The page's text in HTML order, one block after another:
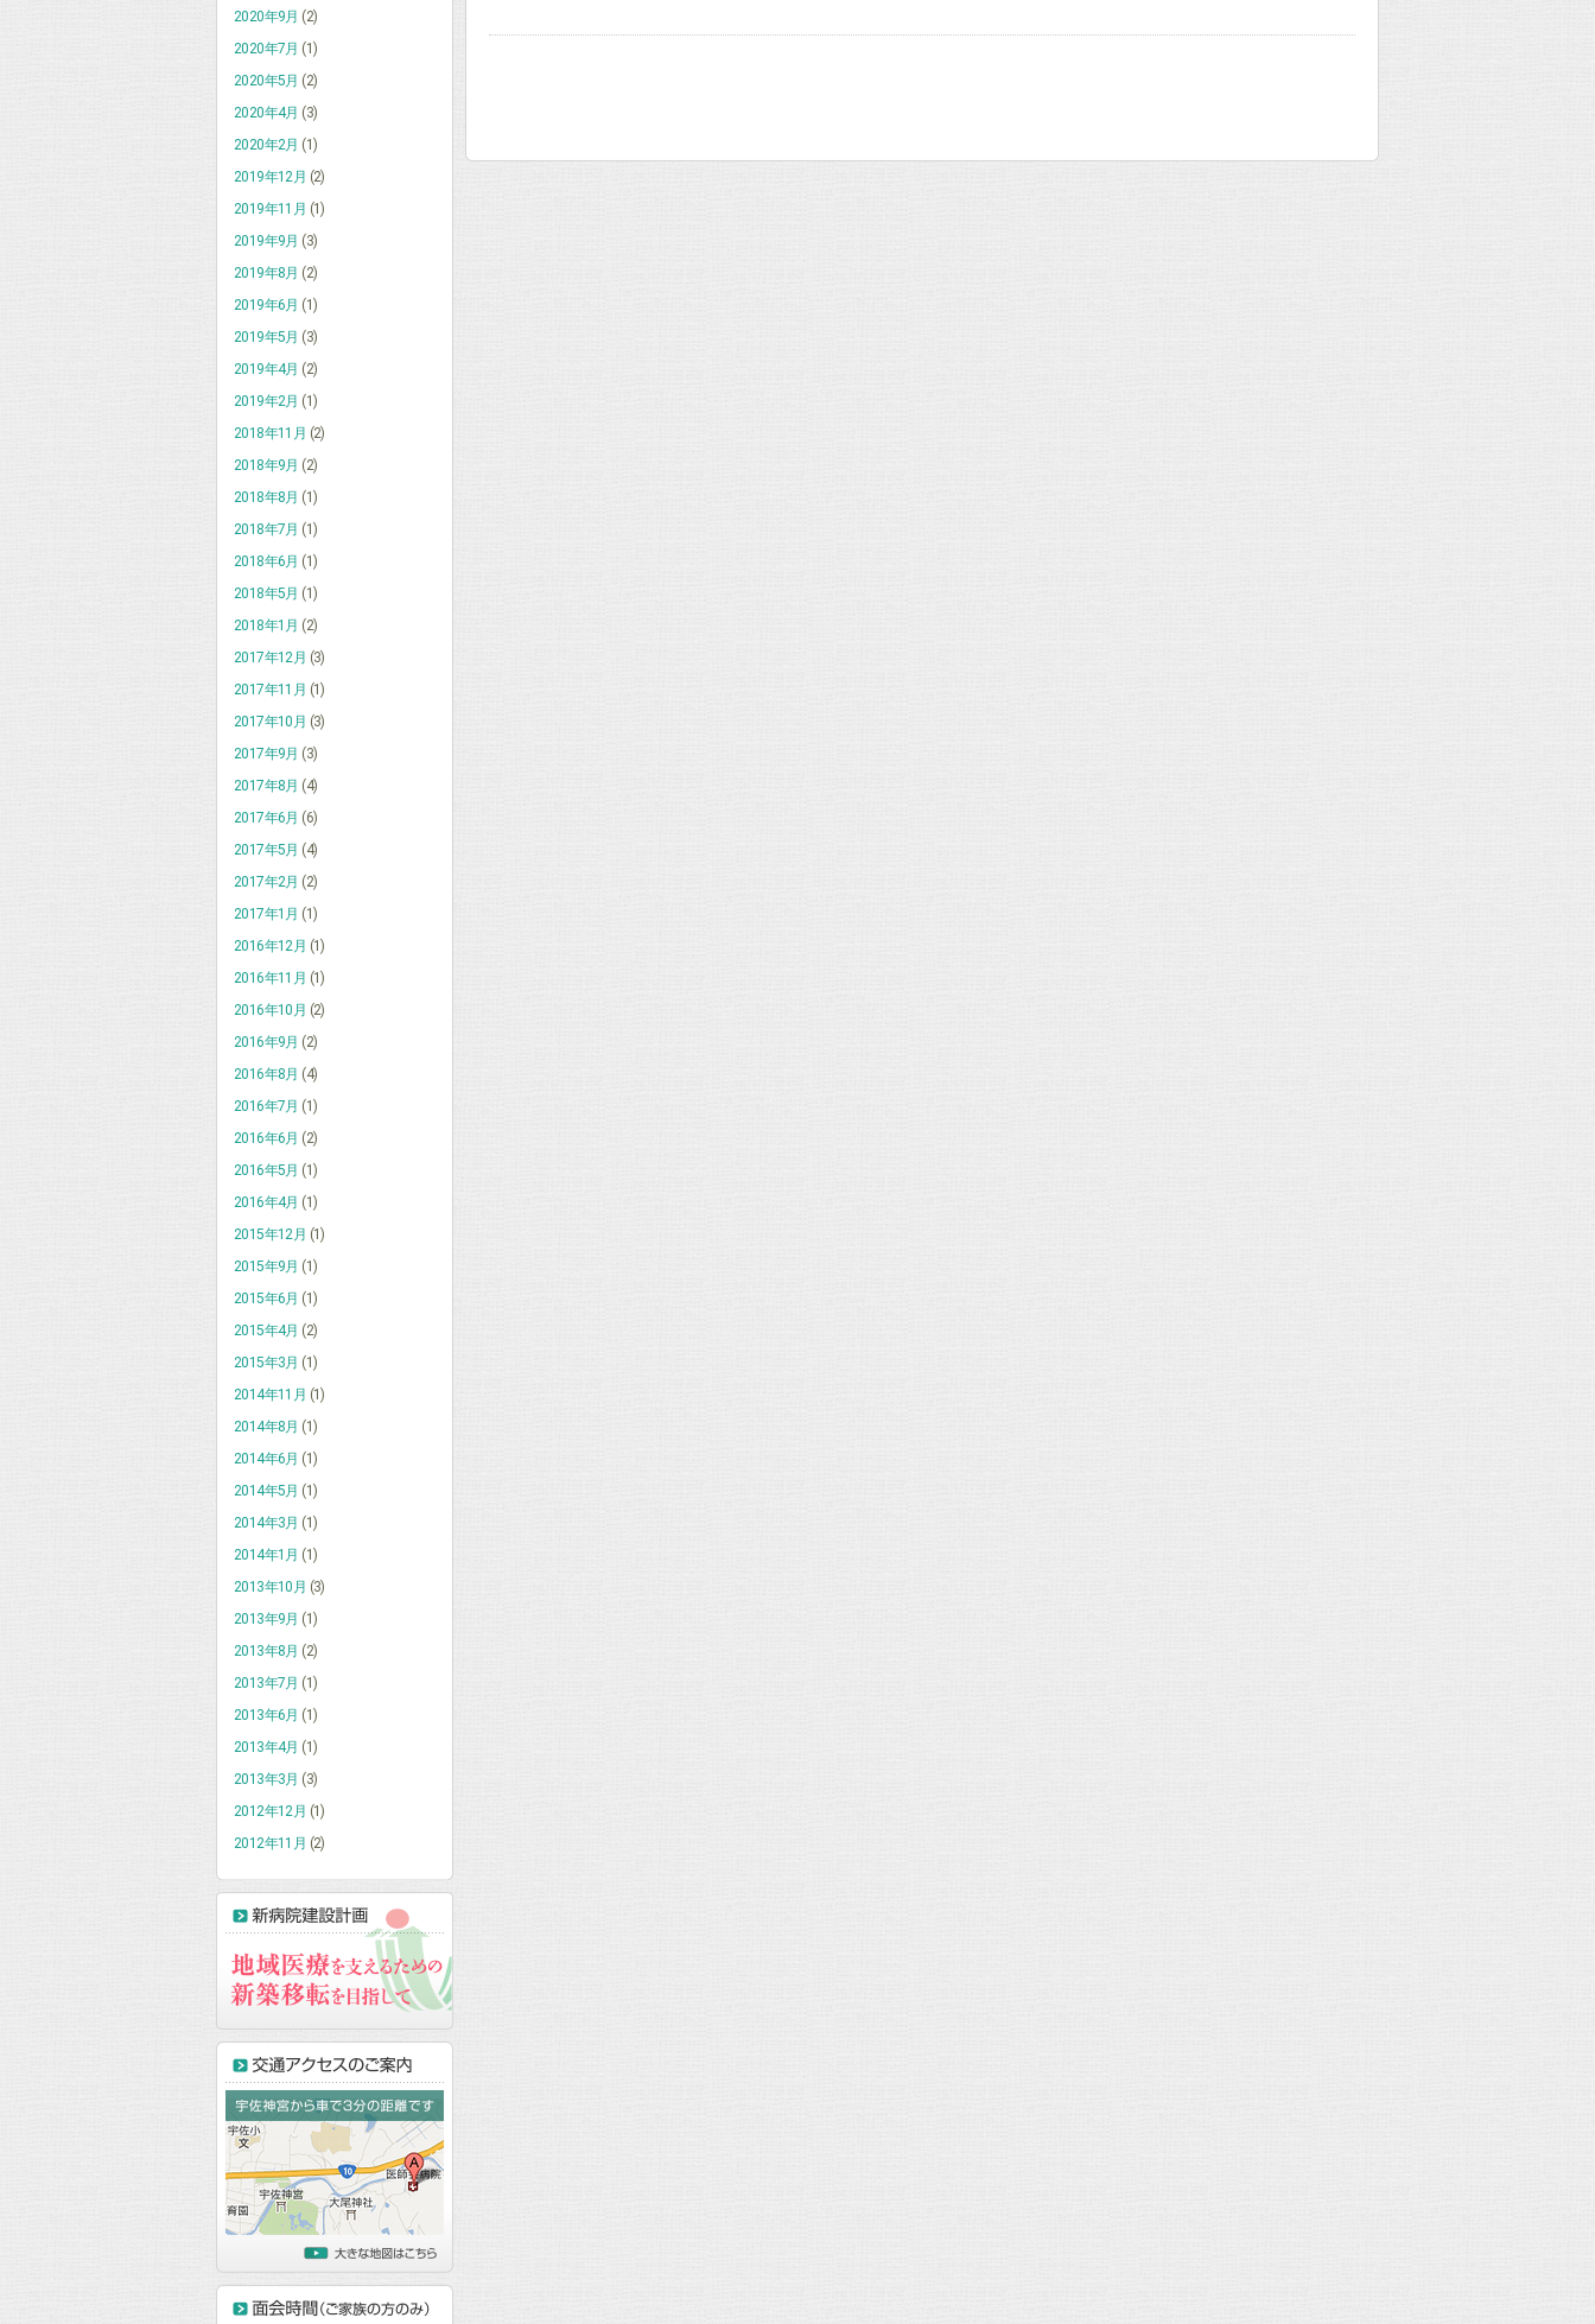
2020年9月 (2)
2020年7月 (1)
2020年5月 (2)
2020年4月 (3)
2020年2月 (1)
2019年12月 (2)
2019年11月 (1)
2019年9月 (3)
2019年8月 (2)
2019年6月 (1)
2019年5月 (3)
2019年4月 (2)
2019年2月 (1)
2018年11月 (2)
2018年9月 (2)
2018年8月 (1)
2018年7月 (1)
2018年6月 (1)
2018年5月 (1)
2018年1月 (2)
2017年12月 (3)
2017年11月 (1)
2017年10月 (3)
2017年9月 (3)
2017年8月 (4)
2017年6月 (6)
2017年5月 (4)
2017年2月 (2)
2017年1月 (1)
2016年12月 (1)
2016年11月 (1)
2016年10月 (2)
2016年9月 (2)
2016年8月 (4)
2016年7月 (1)
2016年6月 (2)
2016年5月 (1)
2016年4月 (1)
2015年12月 (1)
2015年9月 (1)
2015年6月 (1)
2015年4月 (2)
2015年3月 (1)
2014年11月 (1)
2014年8月 (1)
2014年6月 (1)
2014年5月 (1)
2014年3月 (1)
2014年1月 (1)
2013年10月 (3)
2013年9月 (1)
2013年8月 (2)
2013年7月 (1)
2013年6月 (1)
2013年4月 (1)
2013年3月 (3)
2012年12月 (1)
2012年11月 (2)